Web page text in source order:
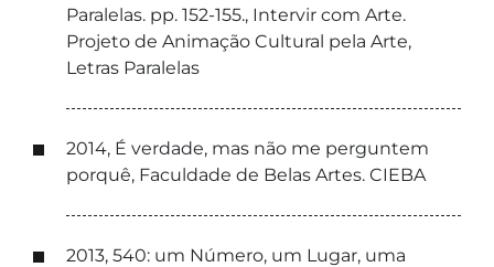
Paralelas. pp. 152-155., Intervir com Arte.
Projeto de Animação Cultural pela Arte,
Letras Paralelas
2014, É verdade, mas não me perguntem
porquê, Faculdade de Belas Artes. CIEBA
2013, 540: um Número, um Lugar, uma